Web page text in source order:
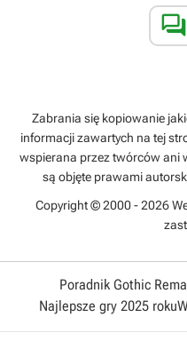

Zabrania się kopiowanie
informacji zawartych na tej
wspierana przez twórców ani
są objęte prawami
Copyright © 2000 - 2026
Poradnik Gothic
Najlepsze gry 2025 roku